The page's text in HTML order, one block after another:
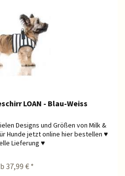
LOAN - Blau-Weiss
Designs und Größen von Milk &
Hunde jetzt online hier bestellen ♥
Lieferung ♥
37,99 € *